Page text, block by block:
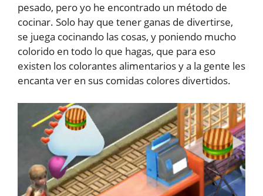
pesado, pero yo he encontrado un método de
cocinar. Solo hay que tener ganas de divertirse,
se juega cocinando las cosas, y poniendo mucho
colorido en todo lo que hagas, que para eso
existen los colorantes alimentarios y a la gente les
encanta ver en sus comidas colores divertidos.